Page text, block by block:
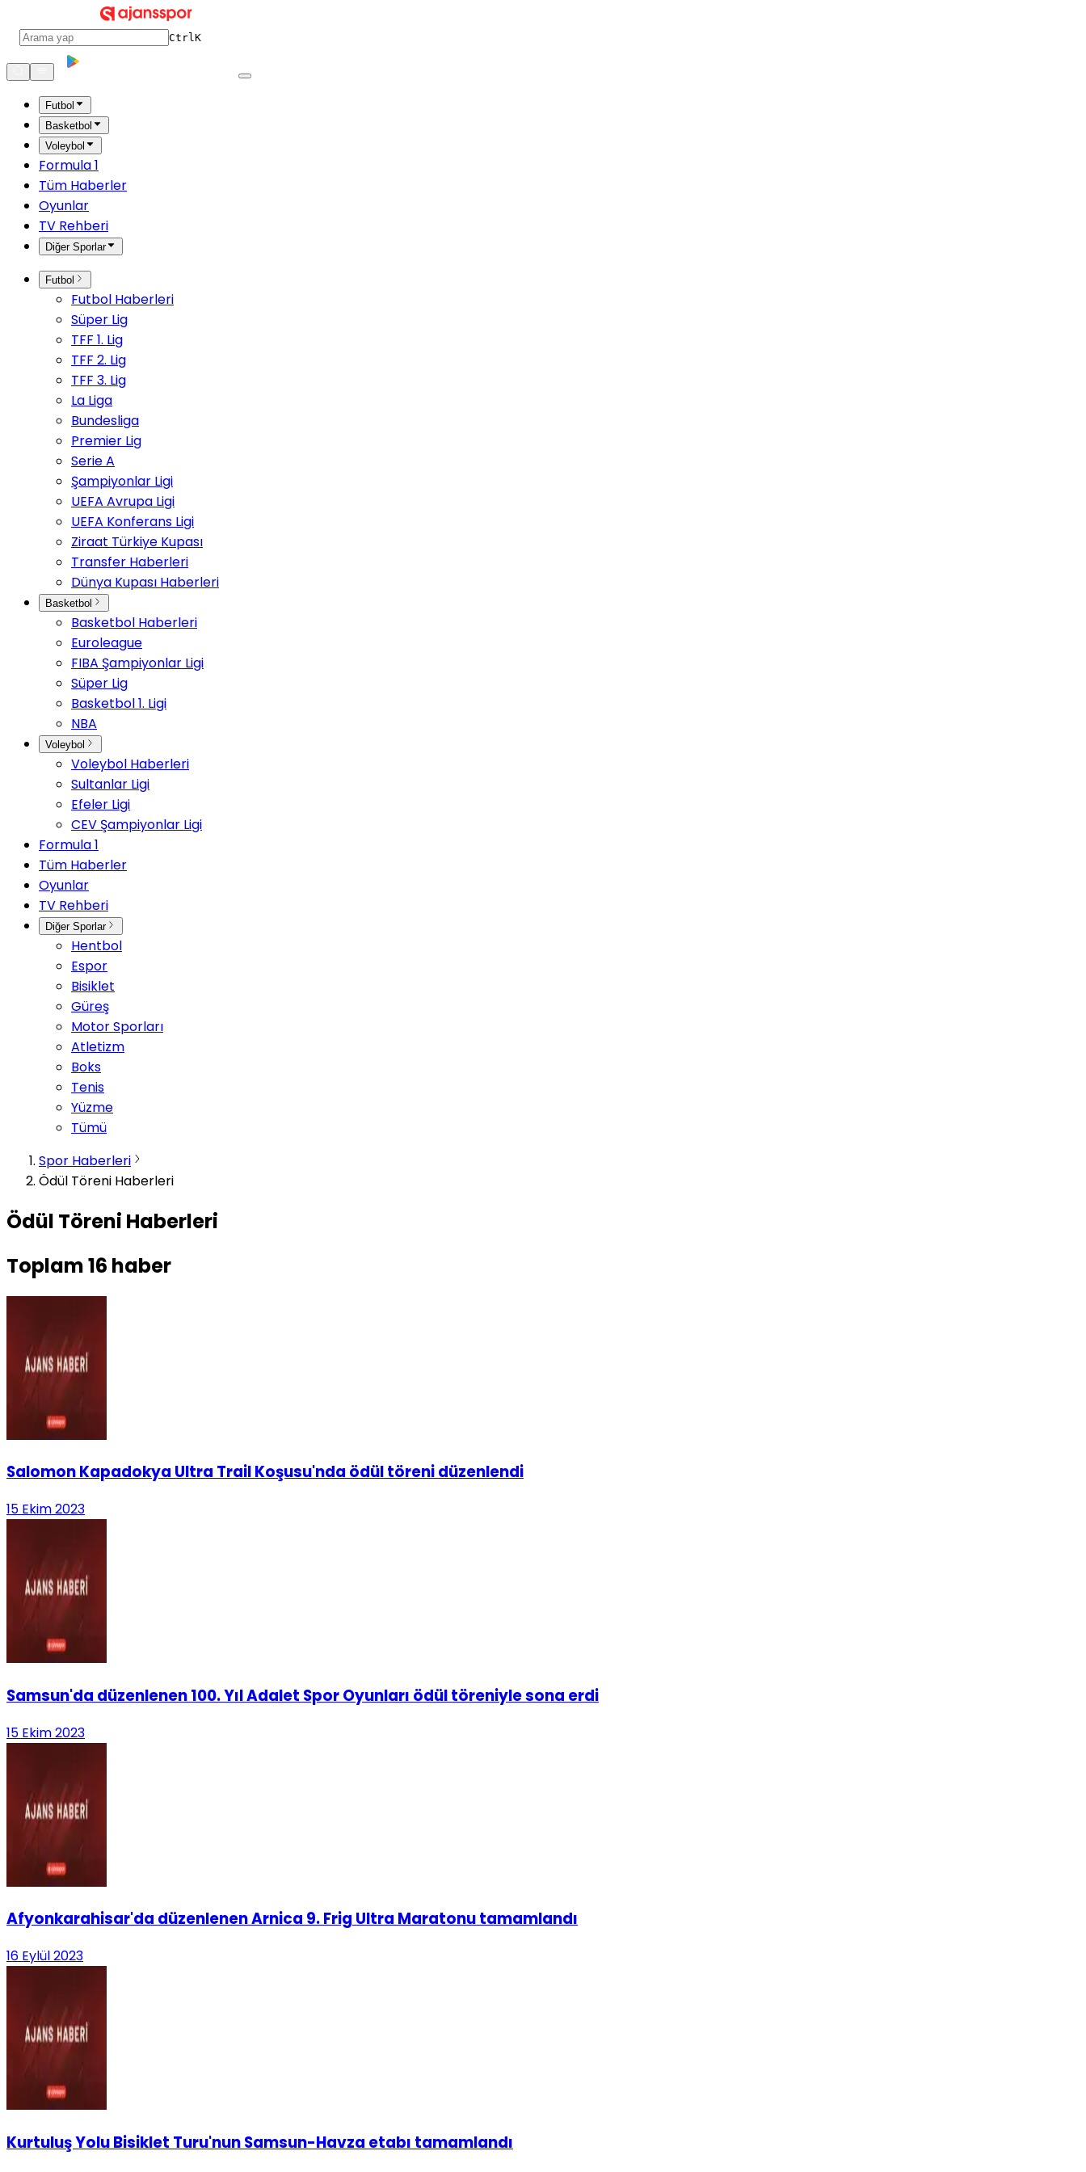
CtrlK
Futbol
Basketbol
Voleybol
Formula 1
Tüm Haberler
Oyunlar
TV Rehberi
Diğer Sporlar
Futbol
Futbol Haberleri
Süper Lig
TFF 1. Lig
TFF 2. Lig
TFF 3. Lig
La Liga
Bundesliga
Premier Lig
Serie A
Şampiyonlar Ligi
UEFA Avrupa Ligi
UEFA Konferans Ligi
Ziraat Türkiye Kupası
Transfer Haberleri
Dünya Kupası Haberleri
Basketbol
Basketbol Haberleri
Euroleague
FIBA Şampiyonlar Ligi
Süper Lig
Basketbol 1. Ligi
NBA
Voleybol
Voleybol Haberleri
Sultanlar Ligi
Efeler Ligi
CEV Şampiyonlar Ligi
Formula 1
Tüm Haberler
Oyunlar
TV Rehberi
Diğer Sporlar
Hentbol
Espor
Bisiklet
Güreş
Motor Sporları
Atletizm
Boks
Tenis
Yüzme
Tümü
Spor Haberleri
Ödül Töreni Haberleri
Ödül Töreni Haberleri
Toplam16 haber
Salomon Kapadokya Ultra Trail Koşusu'nda ödül töreni düzenlendi
15 Ekim 2023
Samsun'da düzenlenen 100. Yıl Adalet Spor Oyunları ödül töreniyle sona erdi
15 Ekim 2023
Afyonkarahisar'da düzenlenen Arnica 9. Frig Ultra Maratonu tamamlandı
16 Eylül 2023
Kurtuluş Yolu Bisiklet Turu'nun Samsun-Havza etabı tamamlandı